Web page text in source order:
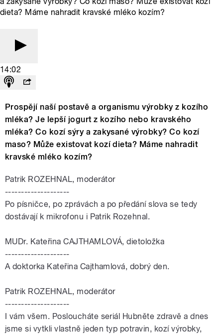
dieta? Máme nahradit kravské mléko kozím?
14:02
Prospějí naší postavě a organismu výrobky z kozího
mléka? Je lepší jogurt z kozího nebo kravského
mléka? Co kozí sýry a zakysané výrobky? Co kozí
maso? Může existovat kozí dieta? Máme nahradit
kravské mléko kozím?
Patrik ROZEHNAL, moderátor
--------------------
Po písničce, po zprávách a po předání slova se tedy
dostávají k mikrofonu i Patrik Rozehnal.
MUDr. Kateřina CAJTHAMLOVÁ, dietoložka
--------------------
A doktorka Kateřina Cajthamlová, dobrý den.
Patrik ROZEHNAL, moderátor
--------------------
I vám všem. Posloucháte seriál Hubněte zdravě a dnes
jsme si vytkli vlastně jeden typ potravin, kozí výrobky,